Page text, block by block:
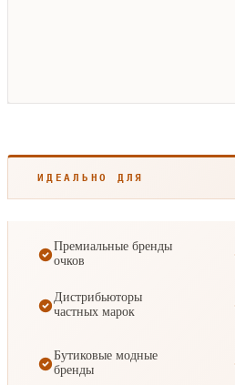
ИДЕАЛЬНО ДЛЯ
Премиальные бренды
очков
Дистрибьюторы
частных марок
Бутиковые модные
бренды